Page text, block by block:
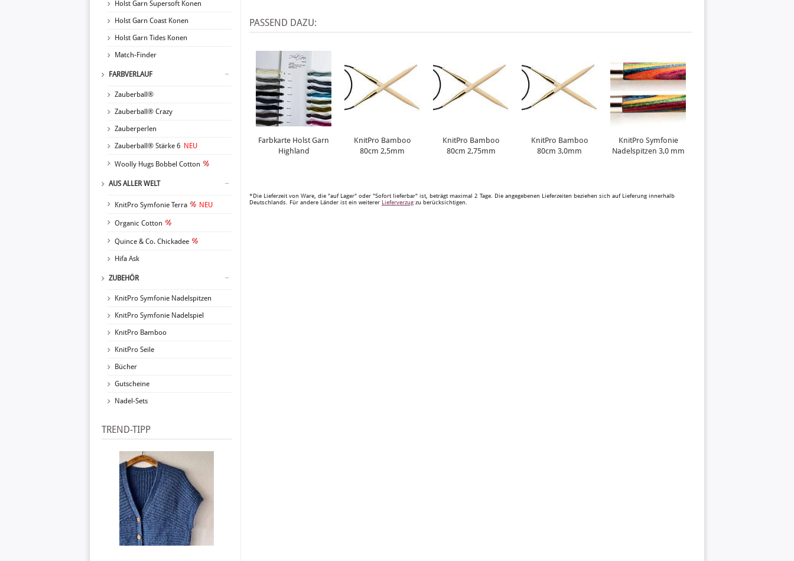
Holst Garn Supersoft Konen
Holst Garn Coast Konen
Holst Garn Tides Konen
Match-Finder
FARBVERLAUF
Zauberball®
Zauberball® Crazy
Zauberperlen
Zauberball® Stärke 6 NEU
Woolly Hugs Bobbel Cotton
AUS ALLER WELT
KnitPro Symfonie Terra NEU
Organic Cotton
Quince & Co. Chickadee
Hifa Ask
ZUBEHÖR
KnitPro Symfonie Nadelspitzen
KnitPro Symfonie Nadelspiel
KnitPro Bamboo
KnitPro Seile
Bücher
Gutscheine
Nadel-Sets
TREND-TIPP
PASSEND DAZU:
Farbkarte Holst Garn
Highland
KnitPro Bamboo
80cm 2,5mm
KnitPro Bamboo
80cm 2,75mm
KnitPro Bamboo
80cm 3,0mm
KnitPro Symfonie
Nadelspitzen 3,0 mm
*Die Lieferzeit von Ware, die "auf Lager" oder "Sofort lieferbar" ist, beträgt maximal 2 Tage. Die angegebenen Lieferzeiten beziehen sich auf Lieferung innerhalb
Deutschlands. Für andere Länder ist ein weiterer Lieferverzug zu berücksichtigen.